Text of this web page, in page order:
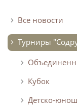
Все новости
Турниры
Кубок
Детско-